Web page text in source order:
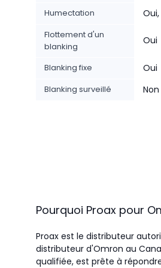
Humectation
Flottement d'un
blanking
Oui
Blanking fixe Oui
Blanking surveillé Non
Pourquoi Proax pour
Proax est le distributeur
distributeur d'Omron au
qualifiée, est prête à